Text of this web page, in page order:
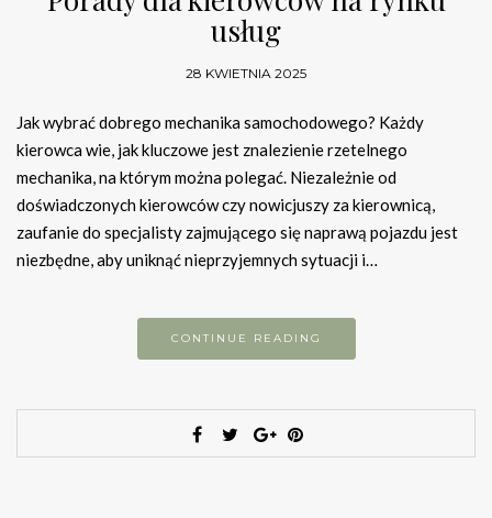
usług
28 KWIETNIA 2025
Jak wybrać dobrego mechanika samochodowego? Każdy
kierowca wie, jak kluczowe jest znalezienie rzetelnego
mechanika, na którym można polegać. Niezależnie od
doświadczonych kierowców czy nowicjuszy za kierownicą,
zaufanie do specjalisty zajmującego się naprawą pojazdu jest
niezbędne, aby uniknąć nieprzyjemnych sytuacji i…
CONTINUE READING